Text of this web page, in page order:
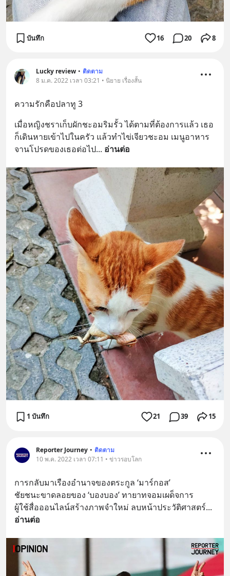
บันทึก 16 20 8
Lucky review • ติดตาม
8 ม.ค. 2022 เวลา 03:21 • นิยาย เรื่องสั้น
ความรักคือปลาทู 3
เมื่อหญิงชราเก็บผักชะอมริมรั้ว ได้ตามที่ต้องการแล้ว เธอ
ก็เดินหายเข้าไปในครัว แล้วทำไข่เจียวชะอม เมนูอาหาร
จานโปรดของเธอต่อไป... อ่านต่อ
1 บันทึก 21 39 15
Reporter Journey • ติดตาม
10 พ.ค. 2022 เวลา 07:11 • ข่าวรอบโลก
การกลับมาเรืองอำนาจของตระกูล ‘มาร์กอส’
ชัยชนะขาดลอยของ ‘บองบอง’ ทายาทจอมเผด็จการ
ผู้ใช้สื่อออนไลน์สร้างภาพจำใหม่ ลบหน้าประวัติศาสตร์
อ่านต่อ